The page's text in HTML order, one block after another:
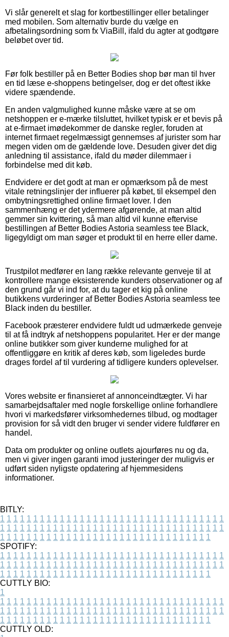
Vi slår generelt et slag for kortbestillinger eller betalinger
med mobilen. Som alternativ burde du vælge en
afbetalingsordning som fx ViaBill, ifald du agter at godtgøre
beløbet over tid.
Før folk bestiller på en Better Bodies shop bør man til hver
en tid læse e-shoppens betingelser, dog er det oftest ikke
videre spændende.
En anden valgmulighed kunne måske være at se om
netshoppen er e-mærke tilsluttet, hvilket typisk er et bevis på
at e-firmaet imødekommer de danske regler, foruden at
internet firmaet regelmæssigt gennemses af jurister som har
megen viden om de gældende love. Desuden giver det dig
anledning til assistance, ifald du møder dilemmaer i
forbindelse med dit køb.
Endvidere er det godt at man er opmærksom på de mest
vitale retningslinjer der influerer på købet, til eksempel den
ombytningsrettighed online firmaet lover. I den
sammenhæng er det ydermere afgørende, at man altid
gemmer sin kvittering, så man altid vil kunne eftervise
bestillingen af Better Bodies Astoria seamless tee Black,
ligegyldigt om man søger et produkt til en herre eller dame.
Trustpilot medfører en lang række relevante genveje til at
kontrollere mange eksisterende kunders observationer og af
den grund går vi ind for, at du tager et kig på online
butikkens vurderinger af Better Bodies Astoria seamless tee
Black inden du bestiller.
Facebook præsterer endvidere fuldt ud udmærkede genveje
til at få indtryk af netshoppens popularitet. Her er der mange
online butikker som giver kunderne mulighed for at
offentliggøre en kritik af deres køb, som ligeledes burde
drages fordel af til vurdering af tidligere kunders oplevelser.
Vores website er finansieret af annonceindtægter. Vi har
samarbejdsaftaler med nogle forskellige online forhandlere
hvori vi markedsfører virksomhedernes tilbud, og modtager
provision for så vidt den bruger vi sender videre fuldfører en
handel.
Data om produkter og online outlets ajourføres nu og da,
men vi giver ingen garanti imod justeringer der muligvis er
udført siden nyligste opdatering af hjemmesidens
informationer.
BITLY:
1 1 1 1 1 1 1 1 1 1 1 1 1 1 1 1 1 1 1 1 1 1 1 1 1 1 1 1 1 1 1 1 1 1
1 1 1 1 1 1 1 1 1 1 1 1 1 1 1 1 1 1 1 1 1 1 1 1 1 1 1 1 1 1 1 1 1 1
1 1 1 1 1 1 1 1 1 1 1 1 1 1 1 1 1 1 1 1 1 1 1 1 1 1 1 1 1 1 1 1
SPOTIFY:
1 1 1 1 1 1 1 1 1 1 1 1 1 1 1 1 1 1 1 1 1 1 1 1 1 1 1 1 1 1 1 1 1 1
1 1 1 1 1 1 1 1 1 1 1 1 1 1 1 1 1 1 1 1 1 1 1 1 1 1 1 1 1 1 1 1 1 1
1 1 1 1 1 1 1 1 1 1 1 1 1 1 1 1 1 1 1 1 1 1 1 1 1 1 1 1 1 1 1 1
CUTTLY BIO:
1
1 1 1 1 1 1 1 1 1 1 1 1 1 1 1 1 1 1 1 1 1 1 1 1 1 1 1 1 1 1 1 1 1 1
1 1 1 1 1 1 1 1 1 1 1 1 1 1 1 1 1 1 1 1 1 1 1 1 1 1 1 1 1 1 1 1 1 1
1 1 1 1 1 1 1 1 1 1 1 1 1 1 1 1 1 1 1 1 1 1 1 1 1 1 1 1 1 1 1 1
CUTTLY OLD: